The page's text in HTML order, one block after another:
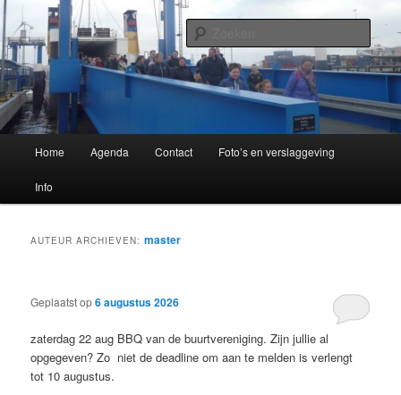
Spring
naar
de
primaire
inhoud
Spring
naar
de
secundaire
inhoudBuurtvereniging Oer 't Spoar
Buitenpost!
Home Agenda Contact Foto’s en verslaggeving
Info
AUTEUR ARCHIEVEN:master
Geplaatst op6 augustus 2026
zaterdag 22 aug BBQ van de buurtvereniging. Zijn jullie al
opgegeven? Zo niet de deadline om aan te melden is verlengt
tot 10 augustus.